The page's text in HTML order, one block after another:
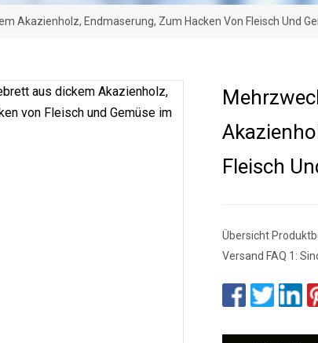
Akazienholz, Endmaserung, Zum Hacken Von Fleisch Und
Fleisch
Übersicht
Versand FAQ 1: